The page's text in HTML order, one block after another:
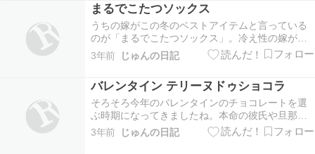
主として成長していく姿を描い…
まるでこたつソックス
うちの嫁がこの冬のベストアイテムと言っている
のが「まるでこたつソックス」。冷え性の嫁がい
ろいろ試してみて、今までの中で最高のソックス
だそう。その名のとおり、このソックスを履くと
らしい。たかが靴下なのに、そんなに？と思っ
て、オカモトの公…
3年前 じゅんの日記
バレンタイン テリーヌドゥショコラ
そろそろ今年のバレンタインのチョコレートを選
ぶ時期になってきましたね。本命の彼氏や旦那様
には、特別なチョコレートを贈りたいもの。一般
的なブランドチョコレートもいいけど、たまには
3年前 じゅんの日記